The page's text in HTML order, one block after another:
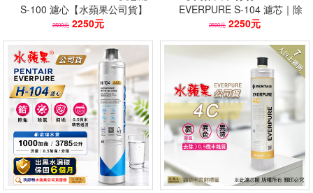
S-100 濾心【水蘋果公司貨】
除氯/異味異色
2500元 2250元
EVERPURE S-104 濾芯｜除
鉛除氯 0.5微米
2500元 2250元